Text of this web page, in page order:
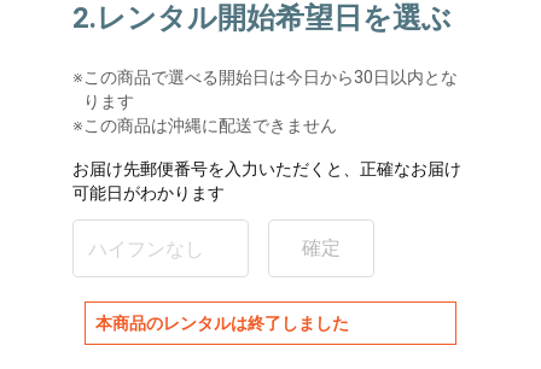
2.レンタル開始希望日を選ぶ
※この商品で選べる開始日は今日から30日以内とな
ります
※この商品は沖縄に配送できません
お届け先郵便番号を入力いただくと、正確なお届け
可能日がわかります
確定
本商品のレンタルは終了しました